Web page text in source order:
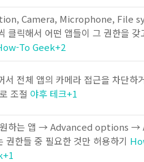
Camera, Microphone, File
릭해서 어떤 앱들이 그 권한을 갖
To Geek+2
전체 앱의 카메라 접근을 차단하
조절 야후 테크+1
는 앱 → Advanced options →
한들 중 필요한 것만 허용하기
+1